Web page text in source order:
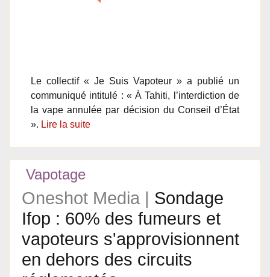
Le collectif « Je Suis Vapoteur » a publié un
communiqué intitulé : « À Tahiti, l’interdiction de
la vape annulée par décision du Conseil d’État
». Lire la suite
Vapotage
Oneshot Media | Sondage
Ifop : 60% des fumeurs et
vapoteurs s'approvisionnent
en dehors des circuits